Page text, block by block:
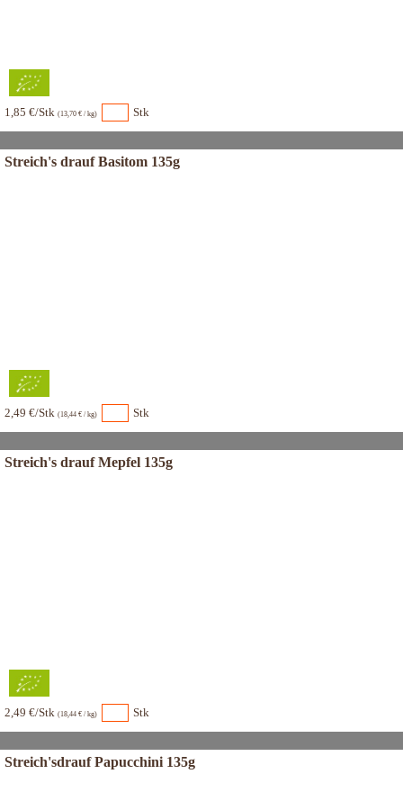
1,85 €/Stk (13,70 € / kg) Stk
Streich's drauf Basitom 135g
2,49 €/Stk (18,44 € / kg) Stk
Streich's drauf Mepfel 135g
2,49 €/Stk (18,44 € / kg) Stk
Streich'sdrauf Papucchini 135g